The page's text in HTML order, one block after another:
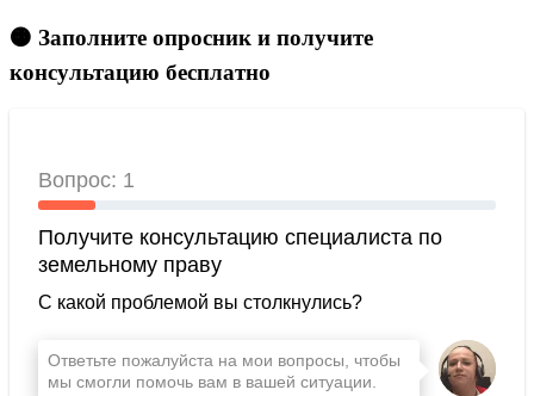
🟠 Заполните опросник и получите
консультацию бесплатно